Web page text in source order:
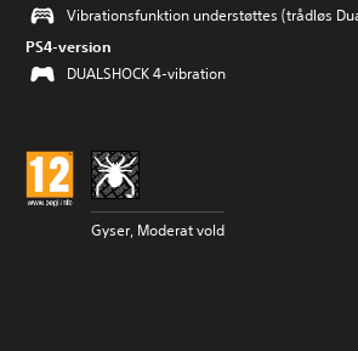
Vibrationsfunktion understøttes (trådløs
PS4-version
DUALSHOCK 4-vibration
Gyser, Moderat vold